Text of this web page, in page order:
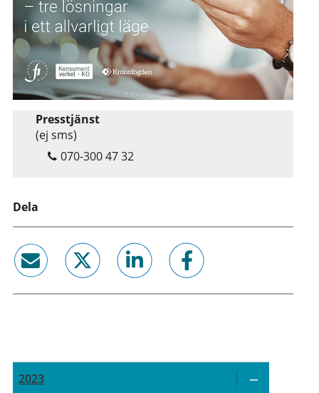
Presstjänst
(ej sms)
070-300 47 32
Dela
2023